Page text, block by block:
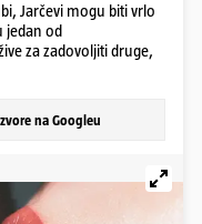
Jarčevi mogu biti vrlo
jedan od
za zadovoljiti druge,
na Googleu